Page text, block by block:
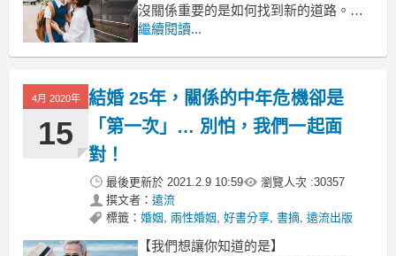
沒關係重要的是如何找到新的道路。爸
媽給孩子最好的教育，是孩子失敗時，
孩子因為成績差 不被原校師長喜愛
繼續閱讀...
4月 2020年
15
結婚 25年，關係的中年危機卻是
「第一次」… 別怕，我們一起面
對！
最後更新於 2021.2.9 10:59 瀏覽人次 :30357
撰文者： 遠流
標籤： 婚姻, 兩性婚姻, 好書分享, 書摘, 遠流出版
【我們想讓你知道的是】